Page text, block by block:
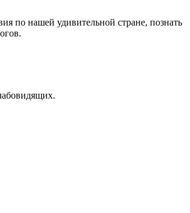
по нашей удивительной стране, познать